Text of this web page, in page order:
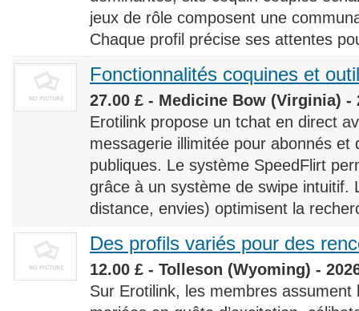
jeux de rôle composent une
Chaque profil précise ses attentes
Fonctionnalités coquines et
27.00 £ - Medicine Bow (Virginia) -
Erotilink propose un tchat en direct
messagerie illimitée pour abonnés et
publiques. Le système SpeedFlirt
grâce à un système de swipe intuitif.
distance, envies) optimisent la
Des profils variés pour des
12.00 £ - Tolleson (Wyoming) -
Sur Erotilink, les membres